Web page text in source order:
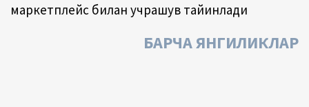
маркетплейс билан учрашув тайинлади
БАРЧА ЯНГИЛИКЛАР